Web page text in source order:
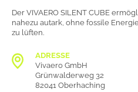
Der VIVAERO SILENT CUBE
nahezu autark, ohne fossile
zu lüften.
ADRESSE
Vivaero GmbH
Grünwalderweg 32
82041 Oberhaching